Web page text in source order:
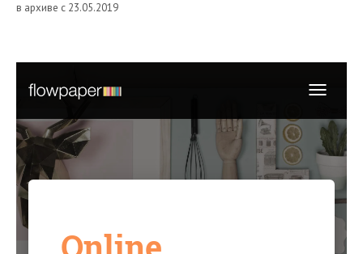
в архиве с 23.05.2019